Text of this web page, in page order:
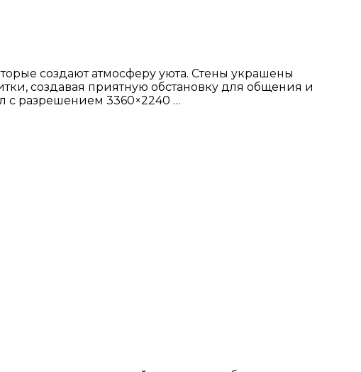
создают атмосферу уюта. Стены украшены
создавая приятную обстановку для общения и
с разрешением 3360×2240 …